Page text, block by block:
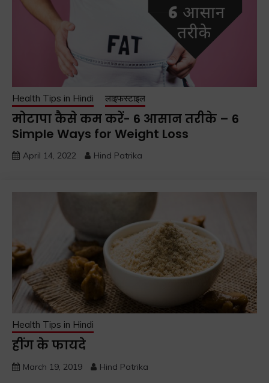
Health Tips in Hindi लाइफस्टाइल
मोटापा कैसे कम करें- 6 आसान तरीके – 6
Simple Ways for Weight Loss
April 14, 2022 Hind Patrika
Health Tips in Hindi
हींग के फायदे
March 19, 2019 Hind Patrika